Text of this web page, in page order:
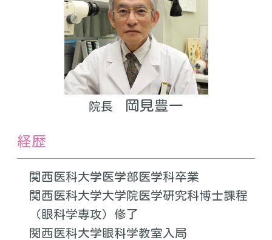
院長 岡見豊一
経歴
関西医科大学医学部医学科卒業
関西医科大学大学院医学研究科博士課程
（眼科学専攻）修了
関西医科大学眼科学教室入局